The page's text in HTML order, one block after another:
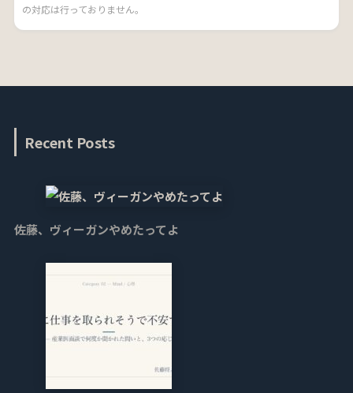
の対応は行っておりません。
Recent Posts
佐藤、ヴィーガンやめたってよ